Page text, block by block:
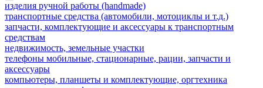
изделия ручной работы (handmade)
транспортные средства (автомобили, мотоциклы и т.д.)
запчасти, комплектующие и аксессуары к транспортным
средствам
недвижимость, земельные участки
телефоны мобильные, стационарные, рации, запчасти и
аксессуары
компьютеры, планшеты и комплектующие, оргтехника